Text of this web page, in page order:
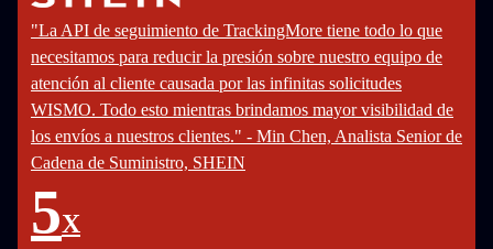
"La API de seguimiento de TrackingMore tiene todo lo que
necesitamos para reducir la presión sobre nuestro equipo de
atención al cliente causada por las infinitas solicitudes
WISMO. Todo esto mientras brindamos mayor visibilidad de
los envíos a nuestros clientes." - Min Chen, Analista Senior de
Cadena de Suministro, SHEIN
5X